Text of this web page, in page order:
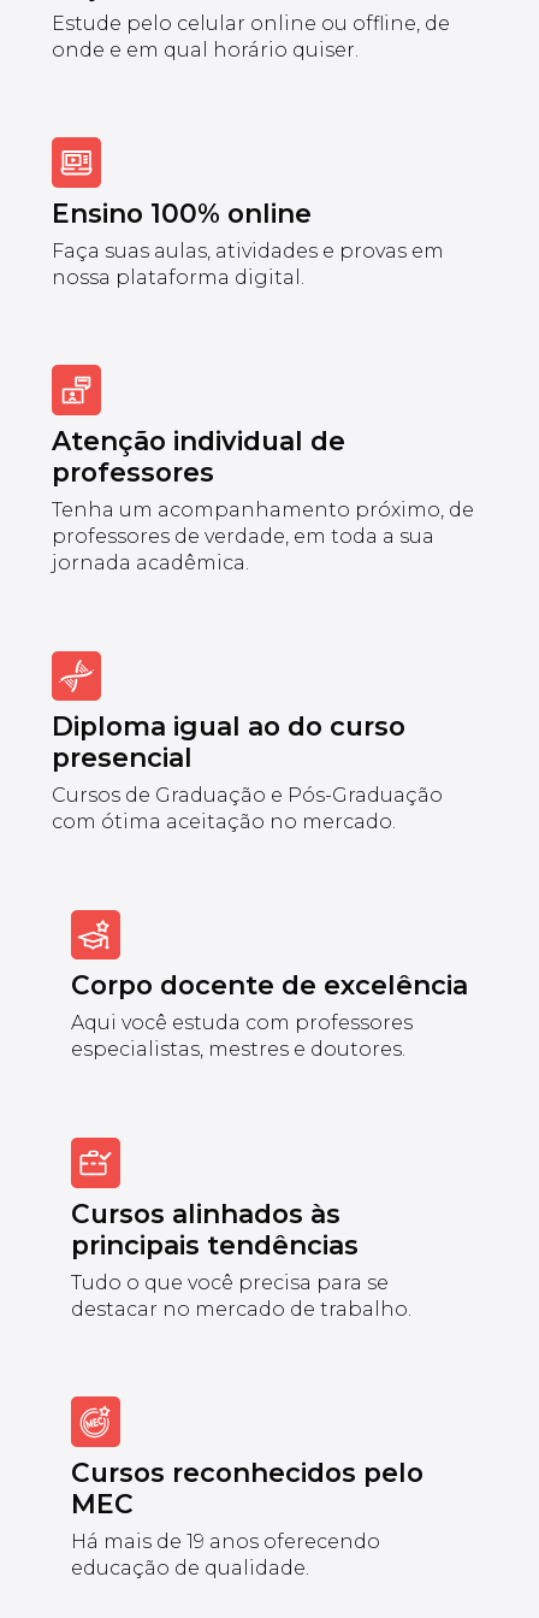
Estude pelo celular online ou offline, de
onde e em qual horário quiser.
Ensino 100% online
Faça suas aulas, atividades e provas em
nossa plataforma digital.
Atenção individual de
professores
Tenha um acompanhamento próximo, de
professores de verdade, em toda a sua
jornada acadêmica.
Diploma igual ao do curso
presencial
Cursos de Graduação e Pós-Graduação
com ótima aceitação no mercado.
Corpo docente de excelência
Aqui você estuda com professores
especialistas, mestres e doutores.
Cursos alinhados às
principais tendências
Tudo o que você precisa para se
destacar no mercado de trabalho.
Cursos reconhecidos pelo
MEC
Há mais de 19 anos oferecendo
educação de qualidade.